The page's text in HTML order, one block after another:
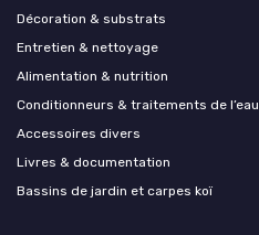
Décoration & substrats
Entretien & nettoyage
Alimentation & nutrition
Conditionneurs & traitements de l’eau
Accessoires divers
Livres & documentation
Bassins de jardin et carpes koï